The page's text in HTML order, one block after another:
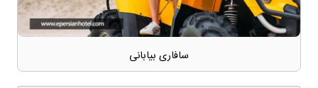
سافاری بیابانی